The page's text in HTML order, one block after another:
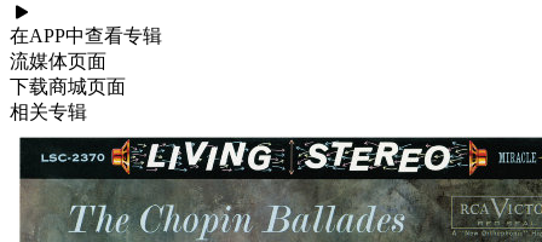
在APP中查看专辑
流媒体页面
下载商城页面
相关专辑